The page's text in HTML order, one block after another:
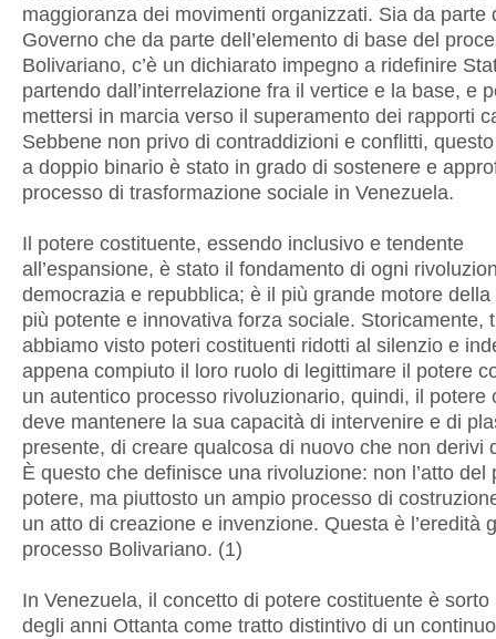
maggioranza dei movimenti organizzati. Sia da parte
Governo che da parte dell’elemento di base del
Bolivariano, c’è un dichiarato impegno a ridefinire
partendo dall’interrelazione fra il vertice e la base, e
mettersi in marcia verso il superamento dei rapporti
Sebbene non privo di contraddizioni e conflitti,
a doppio binario è stato in grado di sostenere e
processo di trasformazione sociale in Venezuela.
Il potere costituente, essendo inclusivo e tendente
all’espansione, è stato il fondamento di ogni
democrazia e repubblica; è il più grande motore della
più potente e innovativa forza sociale. Storicamente,
abbiamo visto poteri costituenti ridotti al silenzio e
appena compiuto il loro ruolo di legittimare il potere
un autentico processo rivoluzionario, quindi, il potere
deve mantenere la sua capacità di intervenire e di
presente, di creare qualcosa di nuovo che non derivi
È questo che definisce una rivoluzione: non l’atto del
potere, ma piuttosto un ampio processo di
un atto di creazione e invenzione. Questa è l’eredità
processo Bolivariano. (1)
In Venezuela, il concetto di potere costituente è sorto
degli anni Ottanta come tratto distintivo di un